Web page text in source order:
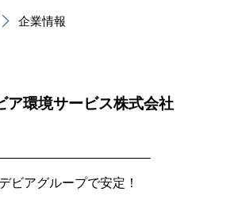
企業情報
ア環境サービス株式会社
ビアグループで安定！